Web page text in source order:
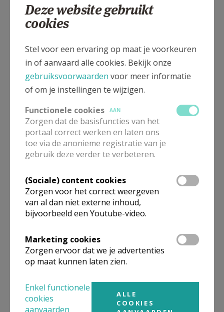
PAROCHIENIEUWS WEEK 32
Inschrijvingen en info
Vormsel 2027
Alpha. Een boeiend avontuur.
Kom jij ook?
doopsel
Deze website gebruikt
cookies
Stel voor een ervaring op maat je voorkeuren
in of aanvaard alle cookies. Bekijk onze
gebruiksvoorwaarden voor meer informatie
of om je instellingen te wijzigen.
Functionele cookies
AAN
Zorgen dat de basisfuncties van het
portaal correct werken en laten ons
toe via de anonieme registratie van je
gebruik deze verder te verbeteren.
(Sociale) content cookies
Zorgen voor het correct weergeven
van al dan niet externe inhoud,
bijvoorbeeld een Youtube-video.
Marketing cookies
Zorgen ervoor dat we je advertenties
op maat kunnen laten zien.
Enkel functionele
cookies
aanvaarden
ALLE
COOKIES